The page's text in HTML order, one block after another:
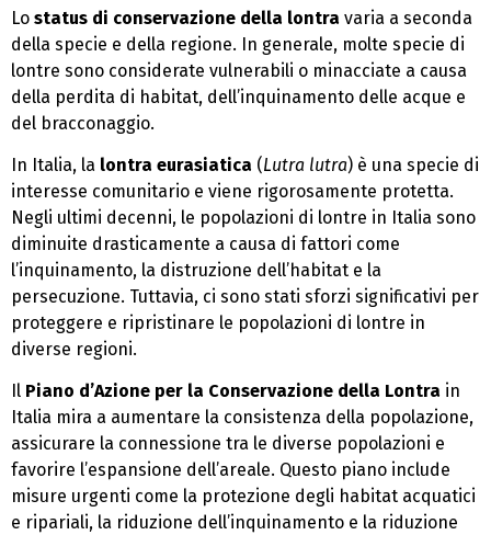
Lo status di conservazione della lontra varia a seconda
della specie e della regione. In generale, molte specie di
lontre sono considerate vulnerabili o minacciate a causa
della perdita di habitat, dell’inquinamento delle acque e
del bracconaggio.
In Italia, la lontra eurasiatica (Lutra lutra) è una specie di
interesse comunitario e viene rigorosamente protetta.
Negli ultimi decenni, le popolazioni di lontre in Italia sono
diminuite drasticamente a causa di fattori come
l’inquinamento, la distruzione dell’habitat e la
persecuzione. Tuttavia, ci sono stati sforzi significativi per
proteggere e ripristinare le popolazioni di lontre in
diverse regioni.
Il Piano d’Azione per la Conservazione della Lontra in
Italia mira a aumentare la consistenza della popolazione,
assicurare la connessione tra le diverse popolazioni e
favorire l’espansione dell’areale. Questo piano include
misure urgenti come la protezione degli habitat acquatici
e ripariali, la riduzione dell’inquinamento e la riduzione